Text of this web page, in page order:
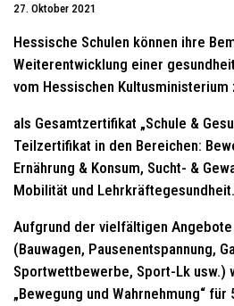
27. Oktober 2021
Hessische Schulen können ihre
Weiterentwicklung einer
vom Hessischen
als Gesamtzertifikat „Schule &
Teilzertifikat in den Bereichen:
Ernährung & Konsum, Sucht- &
Mobilität und Lehrkräftegesundheit.
Aufgrund der vielfältigen
(Bauwagen, Pausenentspannung,
Sportwettbewerbe, Sport-Lk usw.)
„Bewegung und Wahrnehmung“